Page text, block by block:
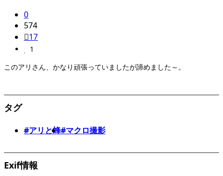
0
574
17
1
このアリさん、かなり頑張っていましたが諦めました～。
タグ
#アリと蜂#マクロ撮影
Exif情報